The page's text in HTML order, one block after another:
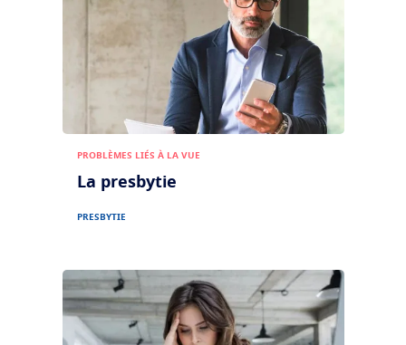
PROBLÈMES LIÉS À LA VUE
La presbytie
PRESBYTIE